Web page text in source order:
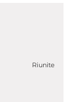
Riunite